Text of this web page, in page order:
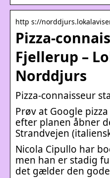
http s://
Pizza-
Fjellerup –
Norddjurs
Pizza-connaisseur
Prøv at Google
efter planen åbner
Strandvejen
Nicola Cipullo har
men han er stadig
det gælder den